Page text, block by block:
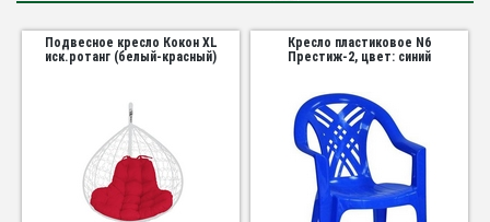
Подвесное кресло Кокон XL
иск.ротанг (белый-красный)
Кресло пластиковое N6
Престиж-2, цвет: синий